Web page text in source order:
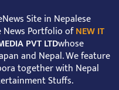
Site in Nepalese
News Portfolio ofNEW IT
PVT LTDwhose
and Nepal. We feature
together with Nepal
Stuffs.